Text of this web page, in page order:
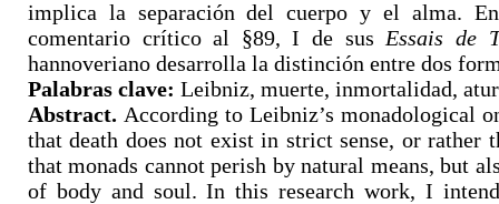
implica la separación del cuerpo y el alma.
comentario crítico al §89, I de sus Essais de
hannoveriano desarrolla la distinción entre dos
Palabras clave: Leibniz, muerte, inmortalidad,
Abstract. According to Leibniz’s monadological
that death does not exist in strict sense, or
that monads cannot perish by natural means, but
of body and soul. In this research work, I